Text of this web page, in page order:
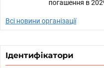
погашення в
Всі новини організації
Ідентифікатори